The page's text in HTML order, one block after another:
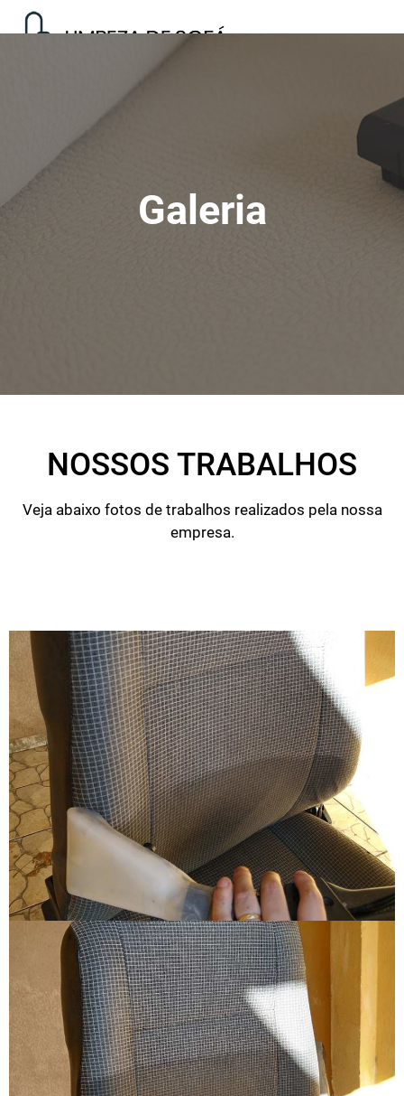
Galeria
NOSSOS TRABALHOS
Veja abaixo fotos de trabalhos realizados pela nossa
empresa.